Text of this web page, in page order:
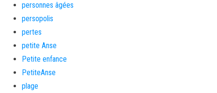
personnes âgées
persopolis
pertes
petite Anse
Petite enfance
PetiteAnse
plage